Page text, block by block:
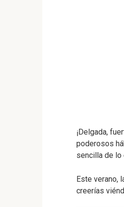
¡Delgada,
poderosos
sencilla de lo
Este verano,
creerías